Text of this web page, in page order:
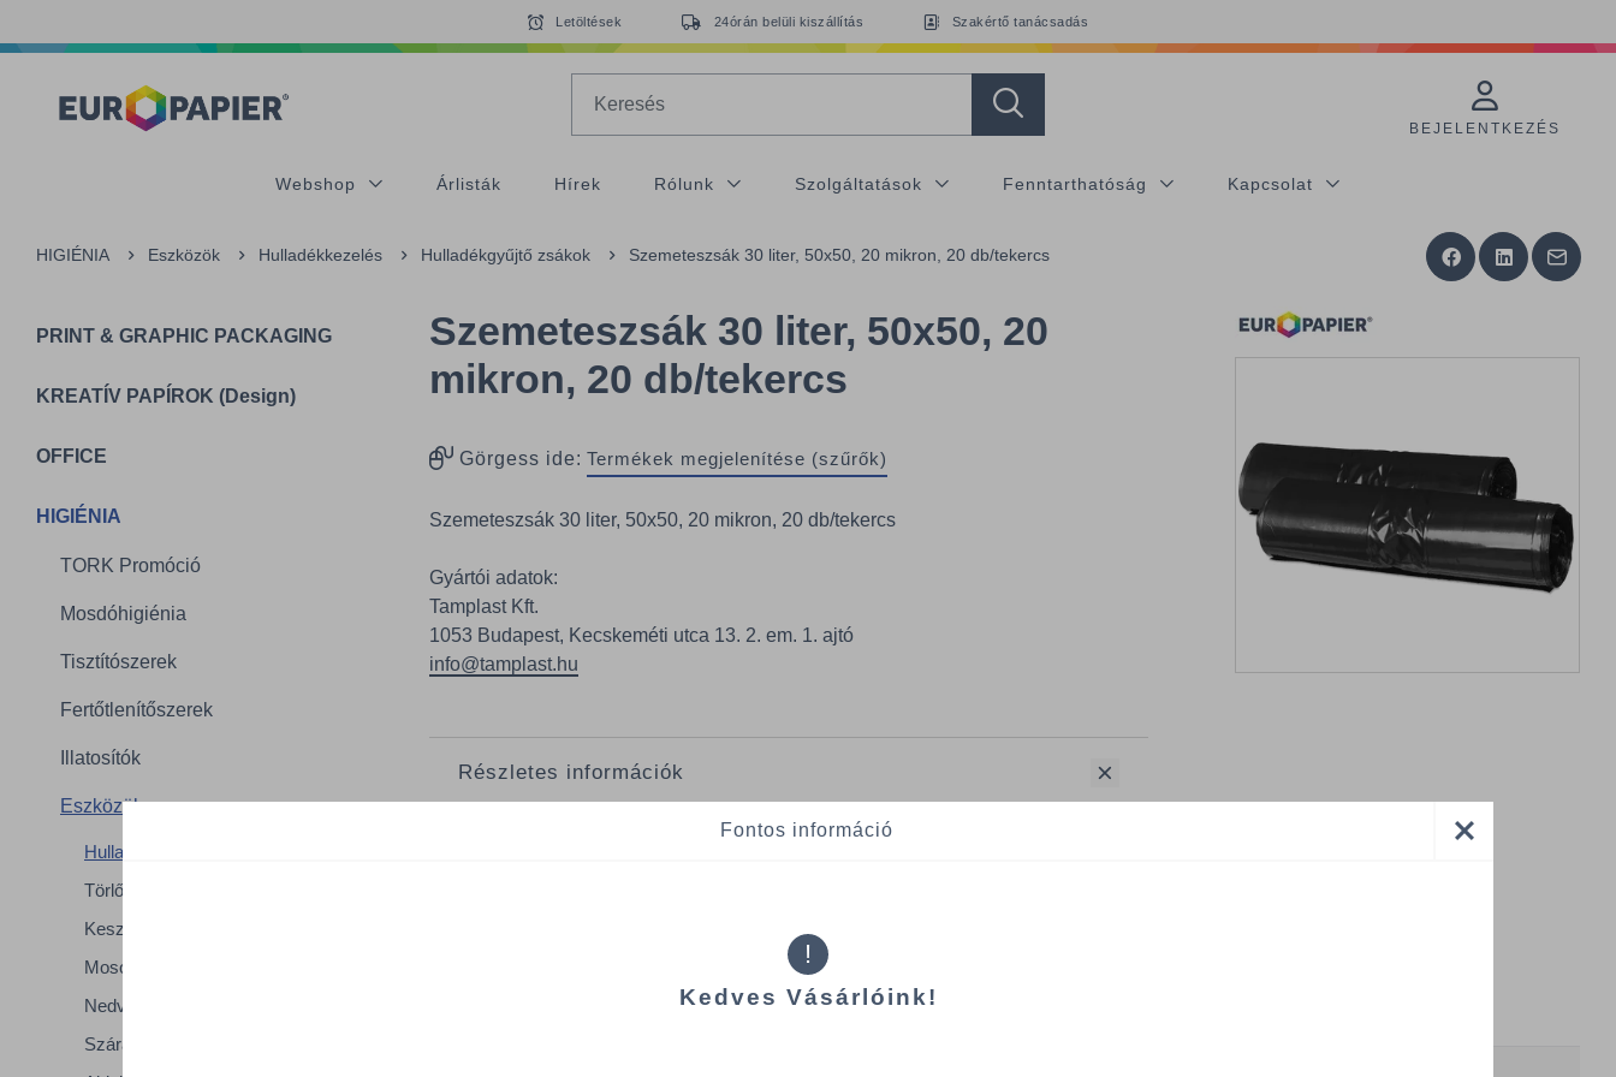
Letöltések 24órán belüli kiszállítás Szakértő tanácsadás
BEJELENTKEZÉS
Webshop Árlisták Hírek Rólunk Szolgáltatások Fenntarthatóság Kapcsolat
HIGIÉNIA Eszközök Hulladékkezelés Hulladékgyűjtő zsákok Szemeteszsák 30 liter, 50x50, 20 mikron, 20 db/tekercs
PRINT & GRAPHIC PACKAGING
KREATÍV PAPÍROK (Design)
OFFICE
HIGIÉNIA
TORK Promóció
Mosdóhigiénia
Tisztítószerek
Fertőtlenítőszerek
Illatosítók
Eszközök
Hulladékkezelés
Törlőkendők
Kesztyűk
Mosogatás
Nedves takarítás
Száraz takarítás
Szemeteszsák 30 liter, 50x50, 20
mikron, 20 db/tekercs
Görgess ide: Termékek megjelenítése (szűrők)
Szemeteszsák 30 liter, 50x50, 20 mikron, 20 db/tekercs
Gyártói adatok:
Tamplast Kft.
1053 Budapest, Kecskeméti utca 13. 2. em. 1. ajtó
info@tamplast.hu
Részletes információk
Fontos információ
!
Kedves Vásárlóink!